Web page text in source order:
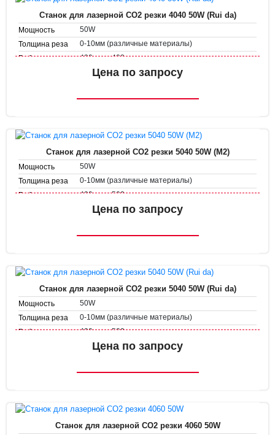
Станок для лазерной CO2 резки 4040 50W (Rui da)
Мощность
50W
Толщина реза
0-10мм (различные материалы)
Рабочее поле
400 мм х 400 мм
1-500 мм/с
Цена по запросу
Станок для лазерной CO2 резки 5040 50W (M2)
Мощность
50W
Толщина реза
0-10мм (различные материалы)
Рабочее поле
400 мм х 500 мм
1-500 мм/с
Цена по запросу
Станок для лазерной CO2 резки 5040 50W (Rui da)
Мощность
50W
Толщина реза
0-10мм (различные материалы)
Рабочее поле
400 мм х 500 мм
1-500 мм/с
Цена по запросу
Станок для лазерной CO2 резки 4060 50W